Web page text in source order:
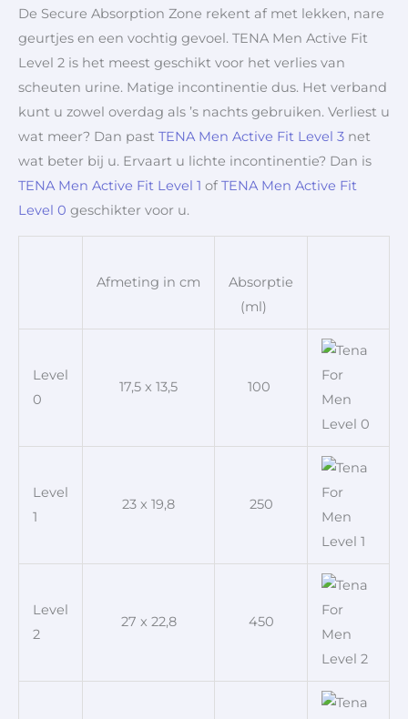
De Secure Absorption Zone rekent af met lekken, nare
geurtjes en een vochtig gevoel. TENA Men Active Fit
Level 2 is het meest geschikt voor het verlies van
scheuten urine. Matige incontinentie dus. Het verband
kunt u zowel overdag als ’s nachts gebruiken. Verliest u
wat meer? Dan past TENA Men Active Fit Level 3 net
wat beter bij u. Ervaart u lichte incontinentie? Dan is
TENA Men Active Fit Level 1 ofTENA Men Active Fit
Level 0 geschikter voor u.
Afmeting in cm
Absorptie
(ml)
Level
0
17,5 x 13,5 100
Level
1
23 x 19,8 250
Level
2
27 x 22,8 450